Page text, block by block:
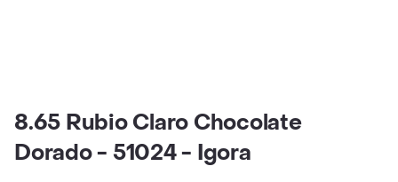
8.65 Rubio Claro Chocolate
Dorado - 51024 - Igora